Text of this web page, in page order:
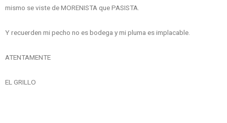
mismo se viste de MORENISTA que PASISTA.
Y recuerden mi pecho no es bodega y mi pluma es implacable.
ATENTAMENTE
EL GRILLO